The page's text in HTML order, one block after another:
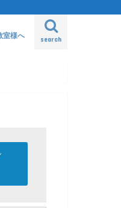
search
室様へ